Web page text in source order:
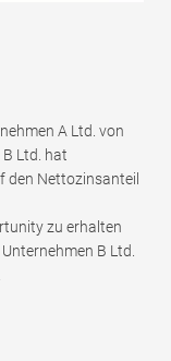
A Ltd. von
Ltd. hat
den Nettozinsanteil
zu erhalten
B Ltd.